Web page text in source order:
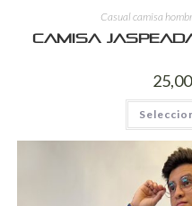
Casual camisa
Camisa
25,00